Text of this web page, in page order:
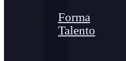
Forma
Talento